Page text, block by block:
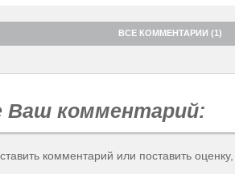
ВСЕ КОММЕНТАРИИ (1)
Ваш комментарий:
комментарий или поставить